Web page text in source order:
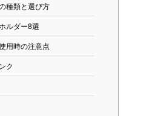
種類と選び方
ルダー8選
用時の注意点
ク